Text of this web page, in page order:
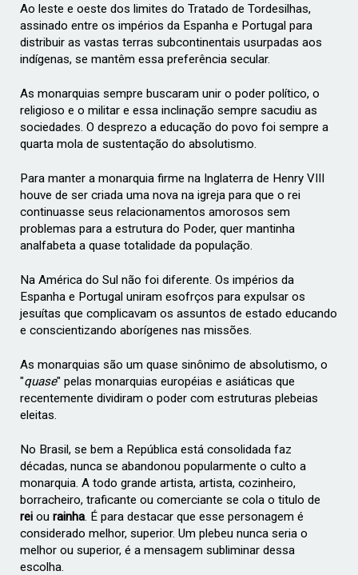
Ao leste e oeste dos limites do Tratado de Tordesilhas,
assinado entre os impérios da Espanha e Portugal para
distribuir as vastas terras subcontinentais usurpadas aos
indígenas, se mantêm essa preferência secular.
As monarquias sempre buscaram unir o poder político, o
religioso e o militar e essa inclinação sempre sacudiu as
sociedades. O desprezo a educação do povo foi sempre a
quarta mola de sustentação do absolutismo.
Para manter a monarquia firme na Inglaterra de Henry VIII
houve de ser criada uma nova na igreja para que o rei
continuasse seus relacionamentos amorosos sem
problemas para a estrutura do Poder, quer mantinha
analfabeta a quase totalidade da população.
Na América do Sul não foi diferente. Os impérios da
Espanha e Portugal uniram esofrços para expulsar os
jesuítas que complicavam os assuntos de estado educando
e conscientizando aborígenes nas missões.
As monarquias são um quase sinônimo de absolutismo, o
"quase" pelas monarquias européias e asiáticas que
recentemente dividiram o poder com estruturas plebeias
eleitas.
No Brasil, se bem a República está consolidada faz
décadas, nunca se abandonou popularmente o culto a
monarquia. A todo grande artista, artista, cozinheiro,
borracheiro, traficante ou comerciante se cola o titulo de
rei ourainha É para destacar que esse personagem é
considerado melhor, superior. Um plebeu nunca seria o
melhor ou superior, é a mensagem subliminar dessa
escolha.